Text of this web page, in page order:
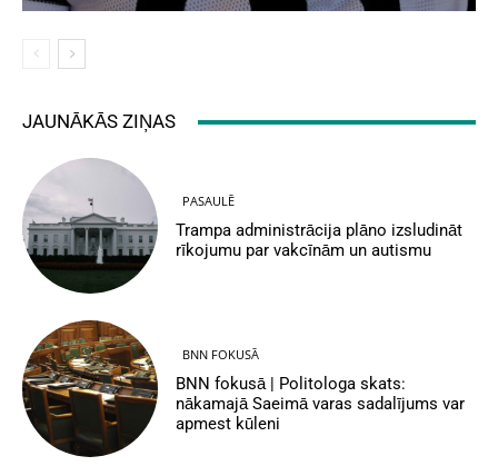
JAUNĀKĀS ZIŅAS
PASAULĒ
Trampa administrācija plāno izsludināt
rīkojumu par vakcīnām un autismu
BNN FOKUSĀ
BNN fokusā | Politologa skats:
nākamajā Saeimā varas sadalījums var
apmest kūleni